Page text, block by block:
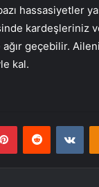
hassasiyetler
kardeşleriniz
ağır geçebilir.
kal.
PinterestReddit